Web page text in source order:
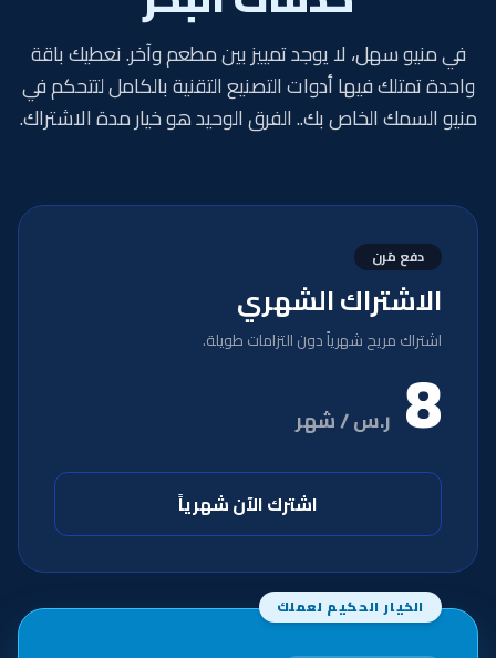
في منيو سهل، لا يوجد تمييز بين مطعم وآخر. نعطيك باقة
واحدة تمتلك فيها أدوات التصنيع التقنية بالكامل لتتحكم في
منيو السمك الخاص بك.. الفرق الوحيد هو خيار مدة الاشتراك.
دفع مَرن
الاشتراك الشهري
اشتراك مريح شهرياً دون التزامات طويلة.
8 ر.س / شهر
اشترك الآن شهرياً
الخيار الحكيم لعملك